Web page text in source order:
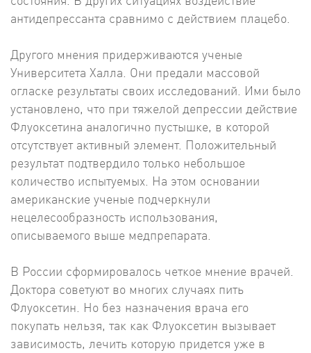
антидепрессанта сравнимо с действием плацебо.
Другого мнения придерживаются ученые
Университета Халла. Они предали массовой
огласке результаты своих исследований. Ими было
установлено, что при тяжелой депрессии действие
Флуоксетина аналогично пустышке, в которой
отсутствует активный элемент. Положительный
результат подтвердило только небольшое
количество испытуемых. На этом основании
американские ученые подчеркнули
нецелесообразность использования,
описываемого выше медпрепарата.
В России сформировалось четкое мнение врачей.
Доктора советуют во многих случаях пить
Флуоксетин. Но без назначения врача его
покупать нельзя, так как Флуоксетин вызывает
зависимость, лечить которую придется уже в